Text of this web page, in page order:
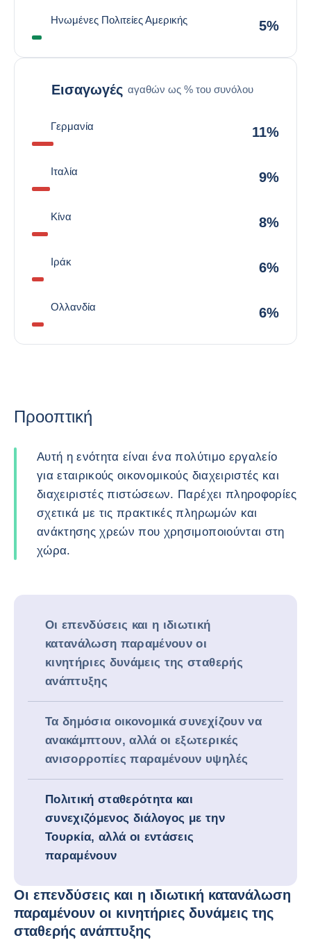
Ηνωμένες Πολιτείες Αμερικής 5%
Εισαγωγές αγαθών ως % του συνόλου
Γερμανία 11%
Ιταλία 9%
Κίνα 8%
Ιράκ 6%
Ολλανδία 6%
Προοπτική
Αυτή η ενότητα είναι ένα πολύτιμο εργαλείο
για εταιρικούς οικονομικούς διαχειριστές και
διαχειριστές πιστώσεων. Παρέχει πληροφορίες
σχετικά με τις πρακτικές πληρωμών και
ανάκτησης χρεών που χρησιμοποιούνται στη
χώρα.
Οι επενδύσεις και η ιδιωτική
κατανάλωση παραμένουν οι
κινητήριες δυνάμεις της σταθερής
ανάπτυξης
Τα δημόσια οικονομικά συνεχίζουν να
ανακάμπτουν, αλλά οι εξωτερικές
ανισορροπίες παραμένουν υψηλές
Πολιτική σταθερότητα και
συνεχιζόμενος διάλογος με την
Τουρκία, αλλά οι εντάσεις
παραμένουν
Οι επενδύσεις και η ιδιωτική κατανάλωση
παραμένουν οι κινητήριες δυνάμεις της
σταθερής ανάπτυξης